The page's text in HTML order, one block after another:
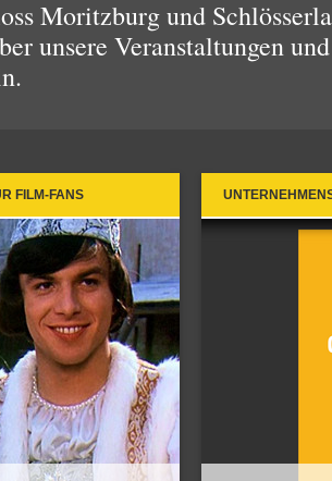
Moritzburg und
unsere Veranstaltungen
FILM-FANS